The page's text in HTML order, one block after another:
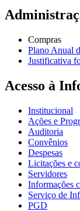
Compras
Plano Anual
Justificativa
Acesso à
Institucional
Ações e
Auditoria
Convênios
Despesas
Licitações e
Servidores
Informações
Serviço de
PGD